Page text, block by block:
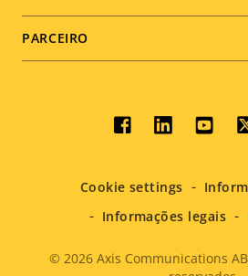
PARCEIRO
Social
menu
© 2026 Axis Communications
Cookie settings
Informações legais